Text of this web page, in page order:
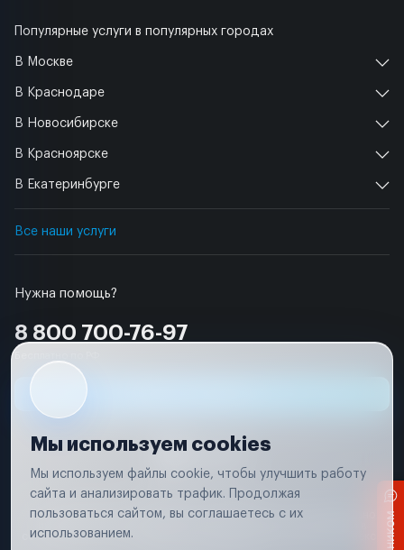
Нужна помощь?
8 800 700-76-97
Популярные услуги в популярных городах
В Москве
В Краснодаре
В Новосибирске
В Красноярске
В Екатеринбурге
Все наши услуги
Условия использования
Вся информация, представленная на сайте, носит исключительно
соответствии с положениями статьи 437 (п. 2) Гражданского кодекса
Мы используем cookies
Мы используем файлы cookie, чтобы улучшить работу
сайта и анализировать трафик. Продолжая
пользоваться сайтом, вы соглашаетесь с их
использованием.